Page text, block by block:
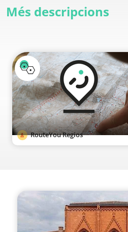
Més descripcions
RouteYou Regios